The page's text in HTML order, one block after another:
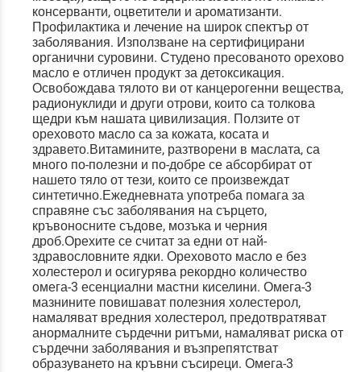
консерванти, оцветители и ароматизанти.
Профилактика и лечение на широк спектър от
заболявания. Използване на сертифицирани
органични суровини. Студено пресованото орехово
масло е отличен продукт за детоксикация.
Освобождава тялото ви от канцерогенни вещества,
радионуклиди и други отрови, които са толкова
щедри към нашата цивилизация. Ползите от
ореховото масло са за кожата, косата и
здравето.Витамините, разтворени в маслата, са
много по-полезни и по-добре се абсорбират от
нашето тяло от тези, които се произвеждат
синтетично.Ежедневната употреба помага за
справяне със заболявания на сърцето,
кръвоносните съдове, мозъка и черния
дроб.Орехите се считат за едни от най-
здравословните ядки. Ореховото масло е без
холестерол и осигурява рекордно количество
омега-3 есенциални мастни киселини. Омега-3
мазнините повишават полезния холестерол,
намаляват вредния холестерол, предотвратяват
анормалните сърдечни ритъми, намаляват риска от
сърдечни заболявания и възпрепятстват
образуването на кръвни съсиреци. Омега-3